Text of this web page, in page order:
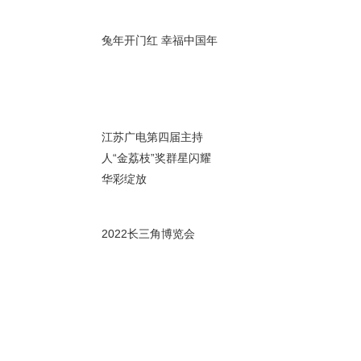
兔年开门红 幸福中国年
江苏广电第四届主持
人“金荔枝”奖群星闪耀
华彩绽放
2022长三角博览会